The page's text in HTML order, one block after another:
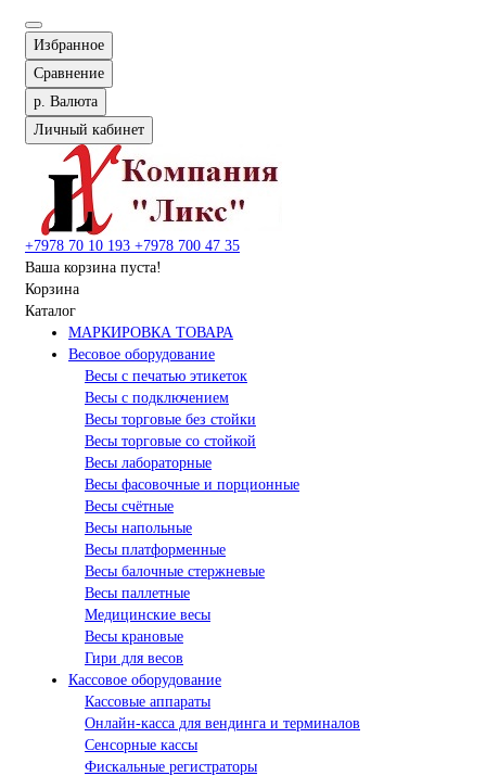
Избранное
Сравнение
р. Валюта
Личный кабинет
+7978 70 10 193 +7978 700 47 35
Ваша корзина пуста!
Корзина
Каталог
МАРКИРОВКА ТОВАРА
Весовое оборудование
Весы с печатью этикеток
Весы с подключением
Весы торговые без стойки
Весы торговые со стойкой
Весы лабораторные
Весы фасовочные и порционные
Весы счётные
Весы напольные
Весы платформенные
Весы балочные стержневые
Весы паллетные
Медицинские весы
Весы крановые
Гири для весов
Кассовое оборудование
Кассовые аппараты
Онлайн-касса для вендинга и терминалов
Сенсорные кассы
Фискальные регистраторы